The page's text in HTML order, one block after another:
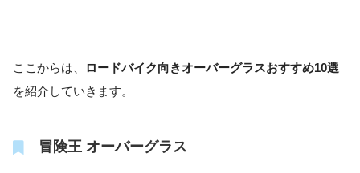
ここからは、
ロードバイク向きオーバーグラスおすすめ10選
を紹介していきます。
冒険王 オーバーグラス